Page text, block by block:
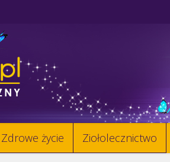
Zdrowe życie Ziołolecznictwo